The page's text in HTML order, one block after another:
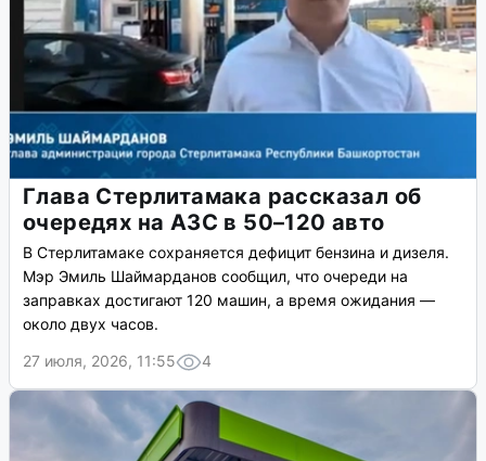
Глава Стерлитамака рассказал об
очередях на АЗС в 50–120 авто
В Стерлитамаке сохраняется дефицит бензина и дизеля.
Мэр Эмиль Шаймарданов сообщил, что очереди на
заправках достигают 120 машин, а время ожидания —
около двух часов.
27 июля, 2026, 11:55
4